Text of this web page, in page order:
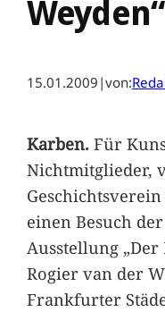
Weyden“
15.01.2009 |von:
Karben.Für
Nichtmitglieder,
einen Besuch
Ausstellung
Rogier van der
Frankfurter